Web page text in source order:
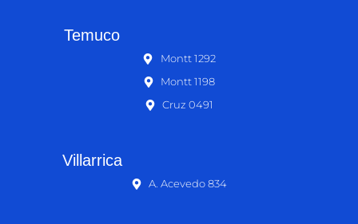
Temuco
Montt 1292
Montt 1198
Cruz 0491
Villarrica
A. Acevedo 834